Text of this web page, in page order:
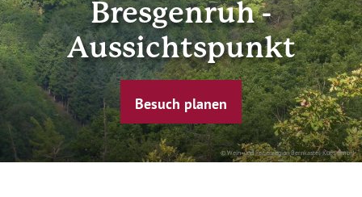
© Wein- und Ferienregion Bernkastel-Kues GmbH
Bresgenruh -
Aussichtspunkt
Besuch planen